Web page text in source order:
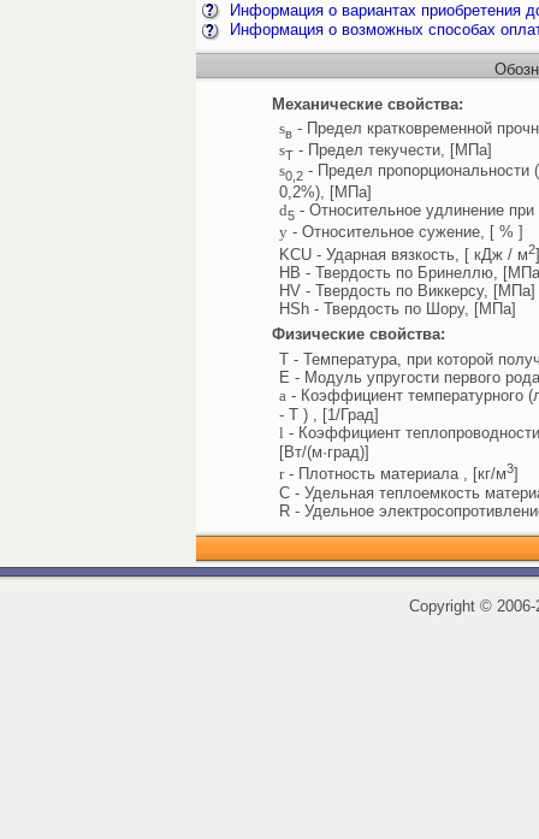
Информация о вариантах приобретения
Информация о возможных способах
Механические свойства:
sв - Предел кратковременной
sТ- Предел текучести, [МПа]
s0,2- Предел пропорциональности
0,2%), [МПа]
d5- Относительное удлинение
y- Относительное сужение, [ % ]
KCU - Ударная вязкость, [ кДж / м2]
HB - Твердость по Бринеллю,
HV - Твердость по Виккерсу, [МПа]
HSh - Твердость по Шору, [МПа]
Физические свойства:
T - Температура, при которой
E - Модуль упругости первого
a- Коэффициент температурного
- T ) , [1/Град]
l - Коэффициент
[Вт/(м·град)]
r- Плотность материала , [кг/м3]
C - Удельная теплоемкость
R - Удельное
Copyright ©